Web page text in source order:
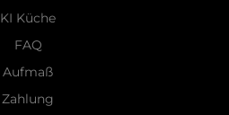
KI Küche
FAQ
Aufmaß
Zahlung